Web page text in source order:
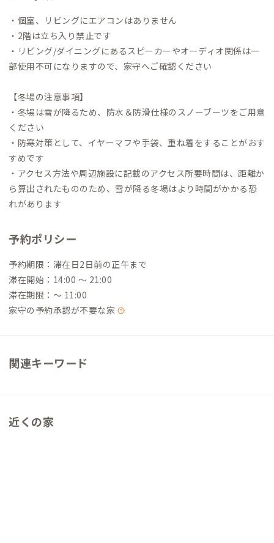
・個室、リビングにエアコンはありません
・2階は立ち入り禁止です
・リビング/ダイニングにあるスピーカーやオーディオ関係は一
部使用不可になりますので、家守へご確認ください
【冬場の注意事項】
・冬場は雪が降るため、防水＆防滑仕様のスノーブーツをご用意
ください
・防寒対策として、イヤーマフや手袋、重ね着をすることがおす
すめです
・アクセス方法や周辺施設に記載のアクセス所要時間は、距離か
ら算出されたもののため、雪が降る冬場はより時間がかかる恐
れがあります
予約ポリシー
予約期限：滞在日2日前の正午まで
滞在開始：14:00 〜 21:00
滞在期限：〜 11:00
家守の予約承認が不要な家
関連キーワード
近くの家